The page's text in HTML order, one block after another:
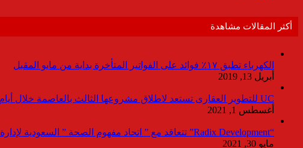
أكثر المقالات مشاهدة
الكهرباء تطبق ١٧٪ فوائد على الفواتير المتأخرة بداية من مايو المقبل
أبريل 13, 2019
UC للتطوير العقارى تستعد لاطلاق مشروعها الثالث بالعاصمة خلال أيام
أغسطس 1, 2021
“Radix Development” تتعاقد مع ” اتحاد مفهوم الصحة ” السعودية لإدارة القطاع الطبى بمشروع “Agile ” فى العاصمة الإدارية
مايو 30, 2021